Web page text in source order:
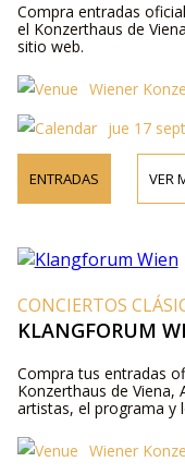
Compra entradas
el Konzerthaus de
sitio web.
Wiener
jue 17
ENTRADAS VER
CONCIERTOS
KLANGFORUM
Compra tus entradas
Konzerthaus de
artistas, el programa y
Wiener